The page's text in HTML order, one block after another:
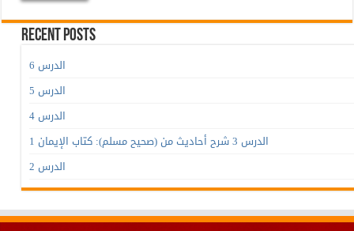
Recent Posts
الدرس 6
الدرس 5
الدرس 4
الدرس 3 شرح أحاديث من (صحيح مسلم): كتاب الإيمان 1
الدرس 2